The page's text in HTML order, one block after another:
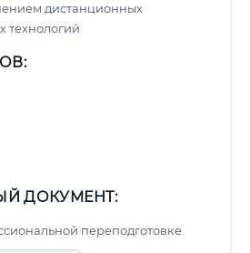
дистанционных
технологий
ДОКУМЕНТ:
переподготовке